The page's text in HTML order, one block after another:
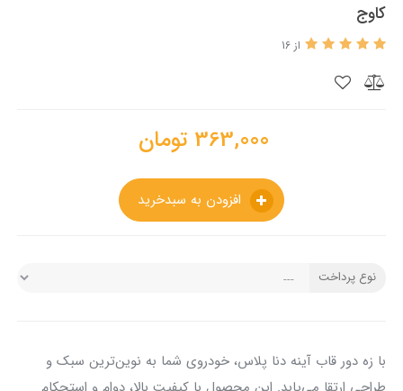
کاوج
از 16
363,000 تومان
نوع پرداخت
با زه دور قاب آینه دنا پلاس، خودروی شما به نوین‌ترین سبک و